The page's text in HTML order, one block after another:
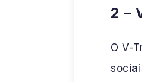
2 –
O V-